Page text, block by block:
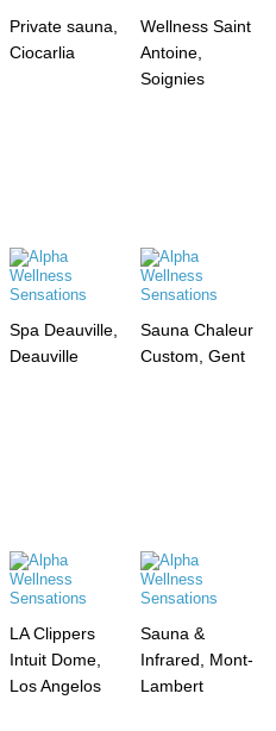
Private sauna,
Ciocarlia
Wellness Saint
Antoine,
Soignies
Spa Deauville,
Deauville
Sauna Chaleur
Custom, Gent
LA Clippers
Intuit Dome,
Los Angelos
Sauna &
Infrared, Mont-
Lambert